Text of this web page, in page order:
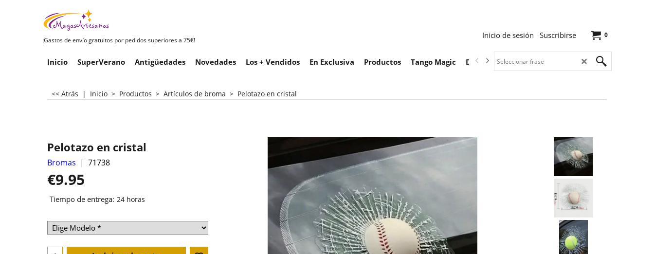
¡Gastos de envío gratuitos por pedidos superiores a 75€!
0
Inicio de sesión Suscribirse
Inicio SuperVerano Antigüedades Novedades Los + Vendidos En Exclusiva Productos Tango Magic Descargas
<< Atrás | Inicio > Productos > Artículos de broma > Pelotazo en cristal
Pelotazo en cristal
Bromas 71738
€9.95
Tiempo de entrega: 24 horas